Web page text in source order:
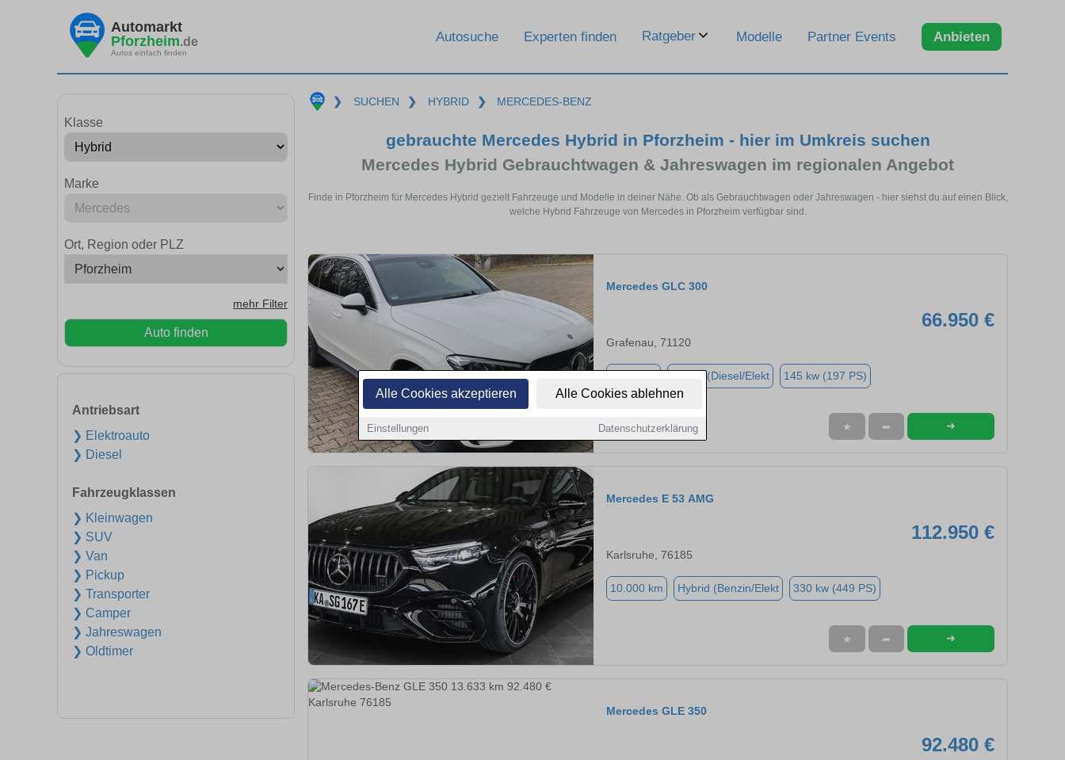
Alle Cookies akzeptieren Alle Cookies ablehnen
Einstellungen Datenschutzerklärung
Automarkt
Pforzheim.de
Autos einfach finden
Autosuche Experten finden Ratgeber Modelle Partner Events Anbieten
Klasse
Marke
Ort, Region oder PLZ
mehr Filter
Auto finden
Antriebsart
❯ Elektroauto
❯ Diesel
Fahrzeugklassen
❯ Kleinwagen
❯ SUV
❯ Van
❯ Pickup
❯ Transporter
❯ Camper
❯ Jahreswagen
❯ Oldtimer
❯ SUCHEN ❯ HYBRID ❯ MERCEDES-BENZ
gebrauchte Mercedes Hybrid in Pforzheim - hier im Umkreis suchen
Mercedes Hybrid Gebrauchtwagen & Jahreswagen im regionalen Angebot
Finde in Pforzheim für Mercedes Hybrid gezielt Fahrzeuge und Modelle in deiner Nähe. Ob als Gebrauchtwagen oder Jahreswagen - hier siehst du auf einen Blick,
welche Hybrid Fahrzeuge von Mercedes in Pforzheim verfügbar sind.
Mercedes GLC 300
66.950 €
Grafenau, 71120
Hybrid (Diesel/Elekt 145 kw (197 PS)
★ ➦ ➜
Mercedes E 53 AMG
112.950 €
Karlsruhe, 76185
10.000 km Hybrid (Benzin/Elekt 330 kw (449 PS)
★ ➦ ➜
Mercedes GLE 350
92.480 €